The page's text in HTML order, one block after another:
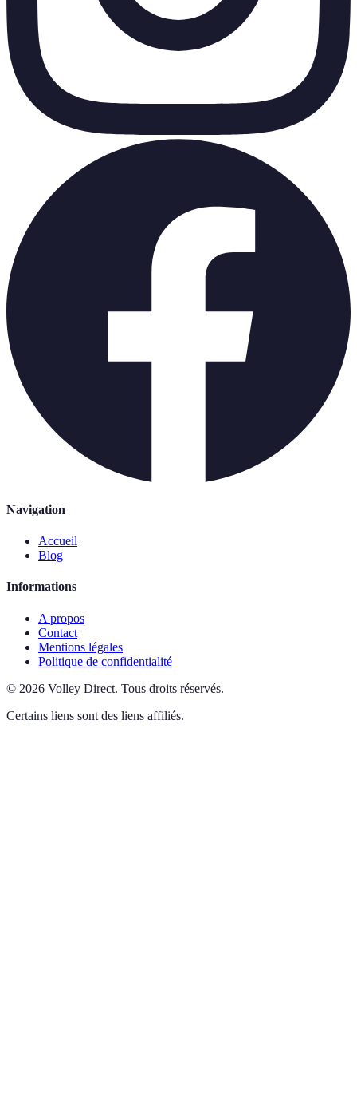
Navigation
Accueil
Blog
Informations
A propos
Contact
Mentions légales
Politique de confidentialité
© 2026 Volley Direct. Tous droits réservés.
Certains liens sont des liens affiliés.